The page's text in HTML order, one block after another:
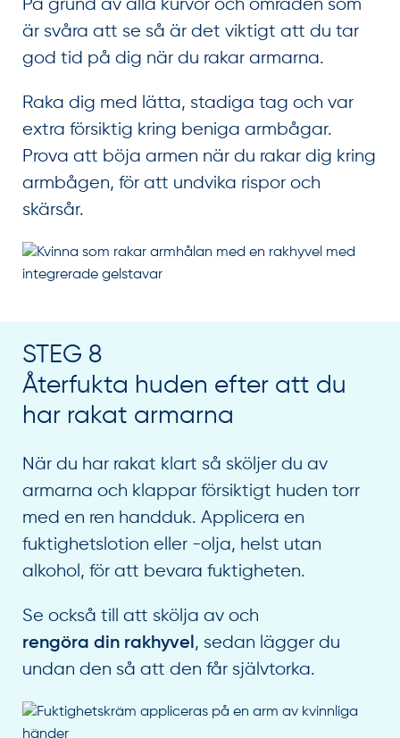
På grund av alla kurvor och områden som
är svåra att se så är det viktigt att du tar
god tid på dig när du rakar armarna.
Raka dig med lätta, stadiga tag och var
extra försiktig kring beniga armbågar.
Prova att böja armen när du rakar dig kring
armbågen, för att undvika rispor och
skärsår.
STEG 8
Återfukta huden efter att du
har rakat armarna
När du har rakat klart så sköljer du av
armarna och klappar försiktigt huden torr
med en ren handduk. Applicera en
fuktighetslotion eller -olja, helst utan
alkohol, för att bevara fuktigheten.
Se också till att skölja av och
rengöra din rakhyvel, sedan lägger du
undan den så att den får självtorka.